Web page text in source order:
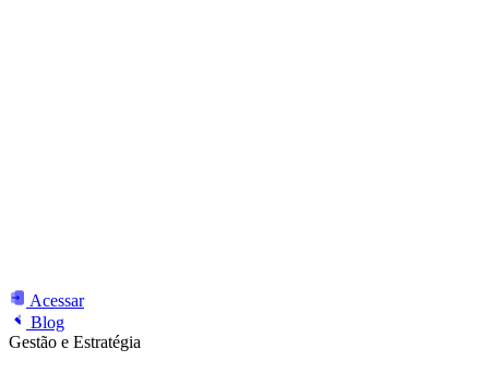
Acessar
Blog
Gestão e Estratégia